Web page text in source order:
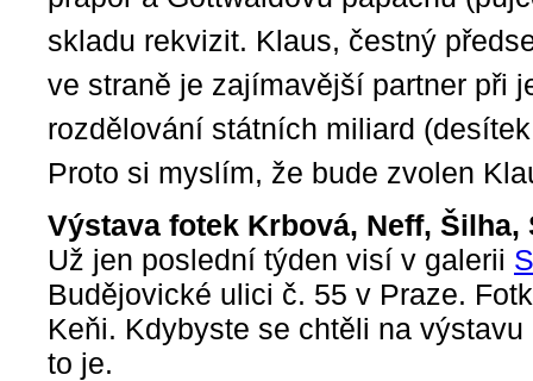
skladu rekvizit. Klaus, čestný
ve straně je zajímavější partner při
rozdělování státních miliard
Proto si myslím, že bude zvolen
Výstava fotek Krbová, Neff, Šilha,
Už jen poslední týden visí v galerii
Budějovické ulici č. 55 v Praze.
Keňi. Kdybyste se chtěli na
to je.